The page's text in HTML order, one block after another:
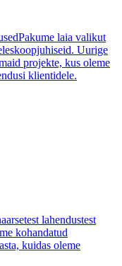
Pakume laia valikut
Uurige
projekte, kus oleme
klientidele.
lahendustest
kohandatud
kuidas oleme